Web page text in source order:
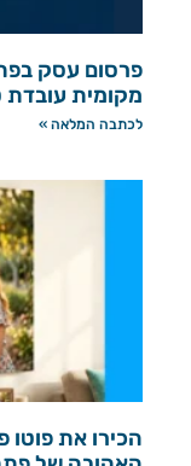
פרסום עסק
מקומית עובדת
לכתבה המלאה »
הכירו את